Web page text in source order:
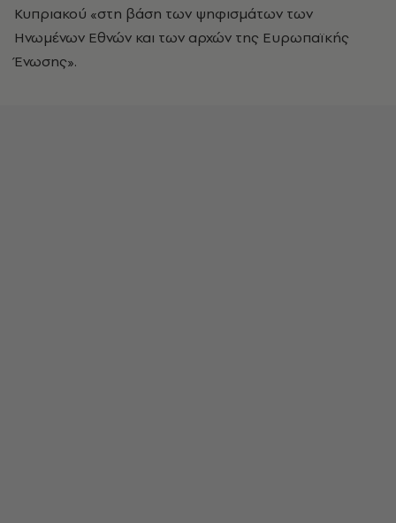
Κυπριακού «στη βάση των ψηφισμάτων των
Ηνωμένων Εθνών και των αρχών της Ευρωπαϊκής
Ένωσης».